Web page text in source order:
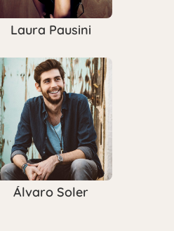
Laura Pausini
Álvaro Soler